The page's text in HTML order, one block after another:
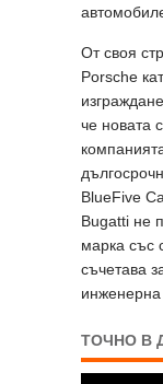
От своя
Porsche
че новата
BlueFive
Bugatti не
марка със
съчетава
ТОЧНО В